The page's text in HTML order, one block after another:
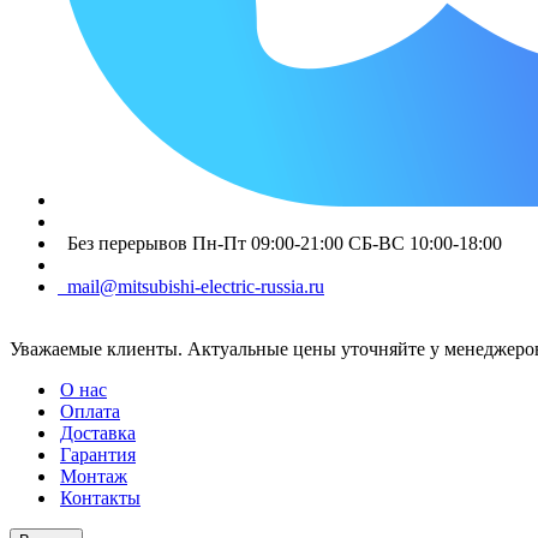
Без перерывов Пн-Пт 09:00-21:00 СБ-ВС 10:00-18:00
mail@mitsubishi-electric-russia.ru
Уважаемые клиенты. Актуальные цены уточняйте у
О нас
Оплата
Доставка
Гарантия
Монтаж
Контакты